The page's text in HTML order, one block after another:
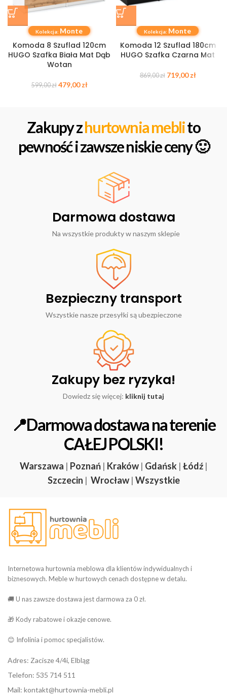
Kolekcja: Monte
Komoda 8 Szuflad 120cm
HUGO Szafka Biała Mat Dąb
Wotan
599,00zł 479,00zł
Kolekcja: Monte
Komoda 12 Szuflad 180cm
HUGO Szafka Czarna Mat
869,00zł 719,00zł
Zakupy zhurtownia meblito
pewność i zawsze niskie ceny 🙂
Darmowa dostawa
Na wszystkie produkty w naszym sklepie
Bezpieczny transport
Wszystkie nasze przesyłki są ubezpieczone
Zakupy bez ryzyka!
Dowiedz się więcej: kliknij tutaj
📍Darmowa dostawa na terenie
CAŁEJ POLSKI!
Warszawa | Poznań | Kraków | Gdańsk | Łódź |
Szczecin | Wrocław | Wszystkie
Internetowa hurtownia meblowa dla klientów indywidualnych i
biznesowych. Meble w hurtowych cenach dostępne w detalu.
🚚 U nas zawsze dostawa jest darmowa za 0 zł.
🎁 Kody rabatowe i okazje cenowe.
😊 Infolinia i pomoc specjalistów.
Adres: Zacisze 4/4i, Elbląg
Telefon: 535 714 511
Mail: kontakt@hurtownia-mebli.pl